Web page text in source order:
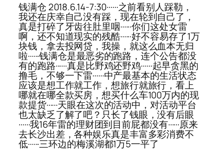
钱满仓 2018.6.14-7:30······之前看别人踩勒，
我还在庆幸自己没有踩，现在轮到自己了，
真是打碎了牙齿往肚里咽······你们这处女雷
啊，还不知道现实的残酷······好不容易存了1万
块钱，拿去投网贷，我操，就这么血本无归
啦······钱满仓是最恶劣的跑路，连个公告都没
有的跑路······真是比野鸡还野鸡······起早贪黑的
撸毛，不够一下雷······中产最基本的生活状态
应该是想工作就工作，想旅行就旅行，看上
哪就在哪全款买房，想买什么车100万内的现
款提货······天眼在这次的活动中，对活动平台
也太缺乏了解了吧？只长了钱眼，没有后眼
······我16年雷的理财团到目前屁都没有······原来
去长沙出差，各种娱乐真是丰富多彩消费不
低······三环边的梅溪湖都1万5一平了